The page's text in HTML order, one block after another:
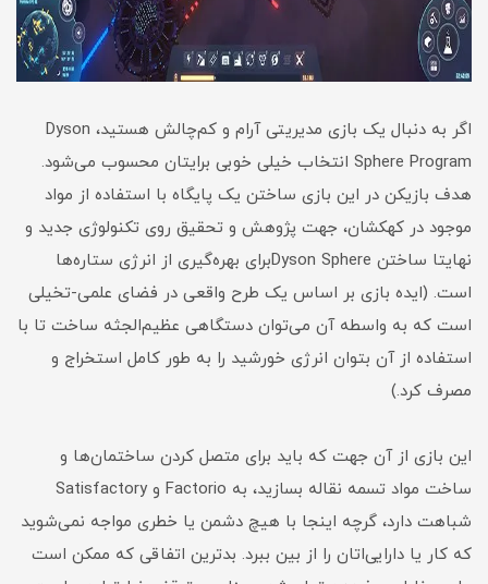
اگر به دنبال یک بازی مدیریتی آرام و کم‌چالش هستید، Dyson
Sphere Program انتخاب خیلی خوبی برایتان محسوب می‌شود.
هدف بازیکن در این بازی ساختن یک پایگاه با استفاده از مواد
موجود در کهکشان، جهت پژوهش و تحقیق روی تکنولوژی جدید و
نهایتا ساختن Dyson Sphereبرای بهره‌گیری از انرژی ستاره‌ها
است. (ایده بازی بر اساس یک طرح واقعی در فضای علمی-تخیلی
است که به واسطه آن می‌توان دستگاهی عظیم‌الجثه ساخت تا با
استفاده از آن بتوان انرژی خورشید را به طور کامل استخراج و
مصرف کرد.)
این بازی از آن جهت که باید برای متصل کردن ساختمان‌ها و
ساخت مواد تسمه نقاله بسازید، به Factorio و Satisfactory
شباهت دارد، گرچه اینجا با هیچ دشمن یا خطری مواجه نمی‌شوید
که کار یا دارایی‌اتان را از بین ببرد. بدترین اتفاقی که ممکن است